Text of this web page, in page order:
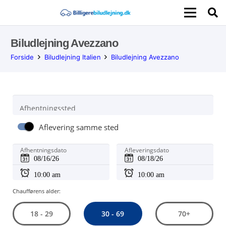
Biludlejning Avezzano
Forside Biludlejning Italien Biludlejning Avezzano
Afhentningssted
Aflevering samme sted
Afhentningsdato Afleveringsdato
Chaufførens alder:
18 - 29 30 - 69 70+